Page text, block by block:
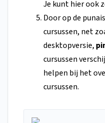
Je kunt hier ook
Door op de
cursussen, net
desktopversie,
cursussen
helpen bij het
cursussen.